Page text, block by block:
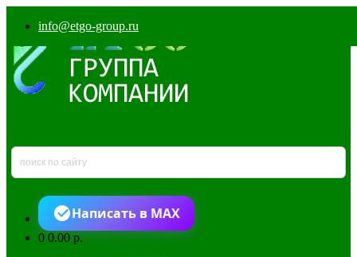
info@etgo-group.ru
Написать в MAX
00.00 р.